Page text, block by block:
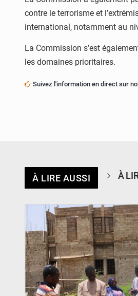
contre le terrorisme et
international, notamment au
La Commission s’est
les domaines prioritaires.
Suivez l'information en direct sur
À LIRE AUSSI À